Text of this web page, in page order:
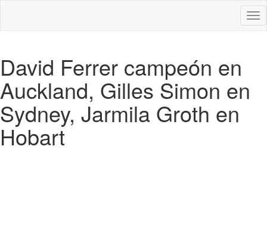
David Ferrer campeón en
Auckland, Gilles Simon en
Sydney, Jarmila Groth en
Hobart